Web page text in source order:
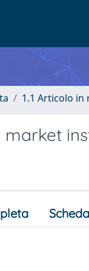
1.1 Articolo in